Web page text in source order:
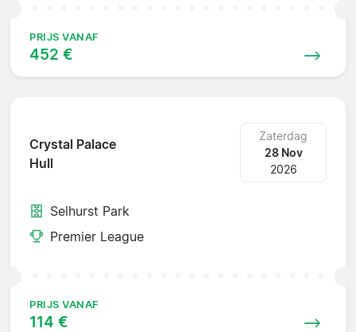
PRIJS VANAF
452 €
Crystal Palace
Hull
Zaterdag
28 Nov
2026
Selhurst Park
Premier League
PRIJS VANAF
114 €